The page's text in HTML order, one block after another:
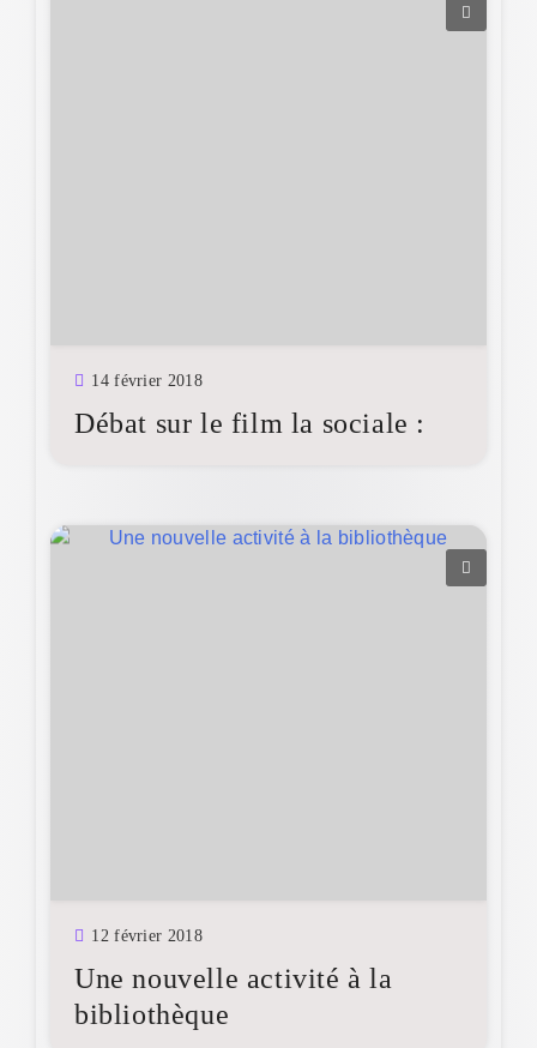
14 février 2018
Débat sur le film la sociale :
12 février 2018
Une nouvelle activité à la
bibliothèque